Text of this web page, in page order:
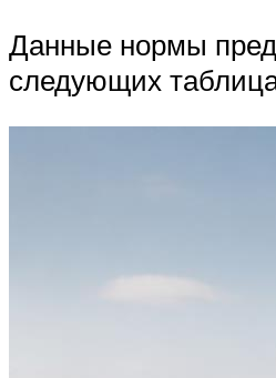
Данные нормы
следующих